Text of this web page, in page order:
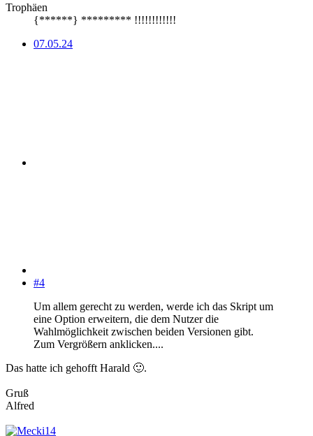
Trophäen
{******} ********* !!!!!!!!!!!!
07.05.24
#4
Um allem gerecht zu werden, werde ich das Skript um
eine Option erweitern, die dem Nutzer die
Wahlmöglichkeit zwischen beiden Versionen gibt.
Zum Vergrößern anklicken....
Das hatte ich gehofft Harald 🙂.
Gruß
Alfred